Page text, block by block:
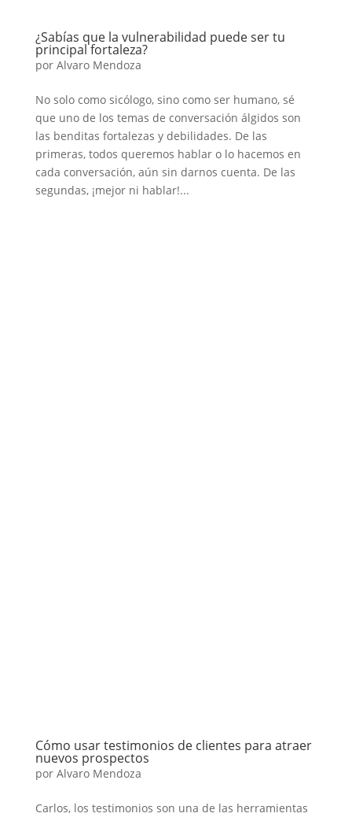
¿Sabías que la vulnerabilidad puede ser tu
principal fortaleza?
por Alvaro Mendoza
No solo como sicólogo, sino como ser humano, sé
que uno de los temas de conversación álgidos son
las benditas fortalezas y debilidades. De las
primeras, todos queremos hablar o lo hacemos en
cada conversación, aún sin darnos cuenta. De las
segundas, ¡mejor ni hablar!...
Cómo usar testimonios de clientes para atraer
nuevos prospectos
por Alvaro Mendoza
Carlos, los testimonios son una de las herramientas